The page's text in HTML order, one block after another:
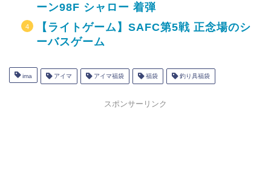
ーン98F シャロー 着弾
【ライトゲーム】SAFC第5戦 正念場のシ
ーバスゲーム
ima アイマ アイマ福袋 福袋 釣り具福袋
スポンサーリンク